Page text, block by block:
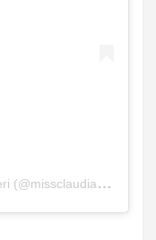
Un post condiviso da Claudia Ruggeri (@missclaudiaruggeri)